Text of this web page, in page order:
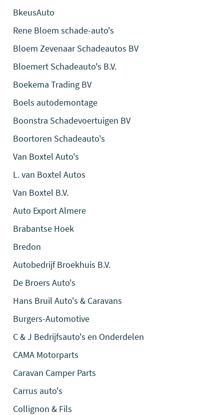
BkeusAuto
Rene Bloem schade-auto's
Bloem Zevenaar Schadeautos BV
Bloemert Schadeauto's B.V.
Boekema Trading BV
Boels autodemontage
Boonstra Schadevoertuigen BV
Boortoren Schadeauto's
Van Boxtel Auto's
L. van Boxtel Autos
Van Boxtel B.V.
Auto Export Almere
Brabantse Hoek
Bredon
Autobedrijf Broekhuis B.V.
De Broers Auto's
Hans Bruil Auto's & Caravans
Burgers-Automotive
C & J Bedrijfsauto's en Onderdelen
CAMA Motorparts
Caravan Camper Parts
Carrus auto's
Collignon & Fils